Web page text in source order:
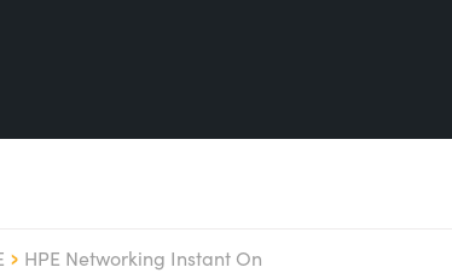
HPE Networking Instant On